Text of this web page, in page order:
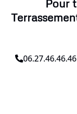
Pour
06.27.46.46.46